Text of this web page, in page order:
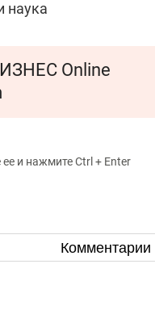
наука
Online
и нажмите Ctrl + Enter
Комментарии